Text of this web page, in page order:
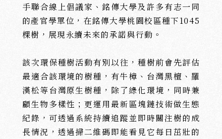
沅
建
築
沅
新
案
手聯合線上倡議家、銘傳大學及許多有志一同
的產官學單位，在銘傳大學桃園校區種下1045
棵樹，展現永續未來的承諾與行動。
該次環保種樹活動有別以往，種樹前會先評估
最適合該環境的樹種，有牛樟、台灣黑檀、羅
漢松等台灣原生樹種，除了綠化環境，同時兼
顧生物多樣性；更運用最新區塊鏈技術做生態
紀錄，可透過系統持續追蹤並即時關注樹的成
長情況，透過掃二維碼即能看見它每日茁壯的